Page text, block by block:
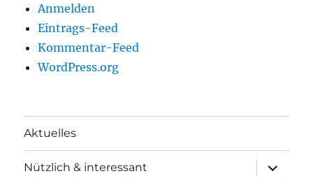
Anmelden
Eintrags-Feed
Kommentar-Feed
WordPress.org
Aktuelles
Nützlich & interessant
anzeigen